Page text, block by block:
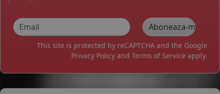
This site is protected by reCAPTCHA and the Google
Privacy Policy and Terms of Service apply.